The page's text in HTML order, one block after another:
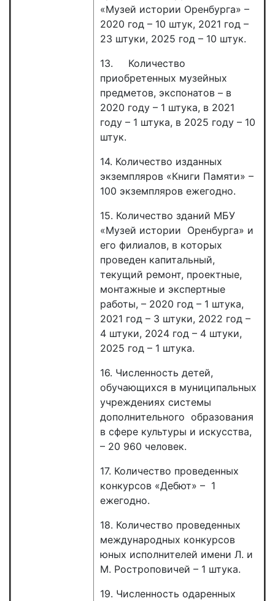
«Музей истории Оренбурга» –
2020 год – 10 штук, 2021 год –
23 штуки, 2025 год – 10 штук.
13. Количество
приобретенных музейных
предметов, экспонатов – в
2020 году – 1 штука, в 2021
году – 1 штука, в 2025 году – 10
штук.
14. Количество изданных
экземпляров «Книги Памяти» –
100 экземпляров ежегодно.
15. Количество зданий МБУ
«Музей истории Оренбурга» и
его филиалов, в которых
проведен капитальный,
текущий ремонт, проектные,
монтажные и экспертные
работы, – 2020 год – 1 штука,
2021 год – 3 штуки, 2022 год –
4 штуки, 2024 год – 4 штуки,
2025 год – 1 штука.
16. Численность детей,
обучающихся в муниципальных
учреждениях системы
дополнительного образования
в сфере культуры и искусства,
– 20 960 человек.
17. Количество проведенных
конкурсов «Дебют» – 1
ежегодно.
18. Количество проведенных
международных конкурсов
юных исполнителей имени Л. и
М. Ростроповичей – 1 штука.
19. Численность одаренных